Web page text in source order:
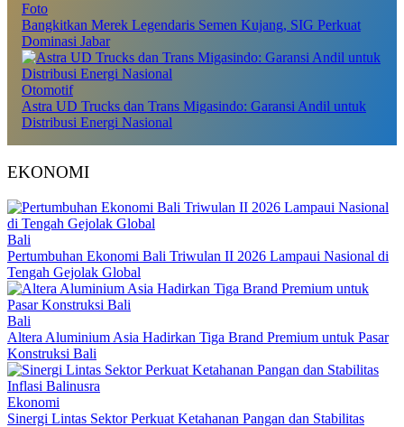
Foto
Bangkitkan Merek Legendaris Semen Kujang, SIG Perkuat
Dominasi Jabar
Otomotif
Astra UD Trucks dan Trans Migasindo: Garansi Andil untuk
Distribusi Energi Nasional
EKONOMI
Bali
Pertumbuhan Ekonomi Bali Triwulan II 2026 Lampaui Nasional di
Tengah Gejolak Global
Bali
Altera Aluminium Asia Hadirkan Tiga Brand Premium untuk Pasar
Konstruksi Bali
Ekonomi
Sinergi Lintas Sektor Perkuat Ketahanan Pangan dan Stabilitas